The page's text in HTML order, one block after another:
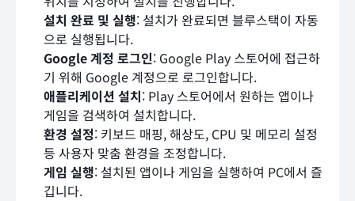
설치 완료 및 실행: 설치가 완료되면 블루스택이 자동
으로 실행됩니다.
Google 계정 로그인: Google Play 스토어에 접근하
기 위해 Google 계정으로 로그인합니다.
애플리케이션 설치: Play 스토어에서 원하는 앱이나
게임을 검색하여 설치합니다.
환경 설정: 키보드 매핑, 해상도, CPU 및 메모리 설정
등 사용자 맞춤 환경을 조정합니다.
게임 실행: 설치된 앱이나 게임을 실행하여 PC에서 즐
깁니다.